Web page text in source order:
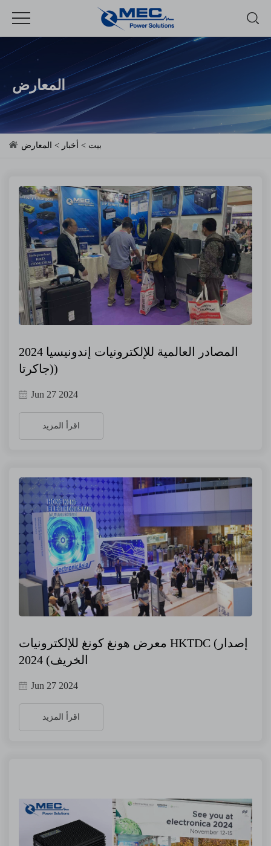
المعارض
بيت > أخبار > المعارض
المصادر العالمية للإلكترونيات إندونيسيا 2024
(جاكرتا)
Jun 27 2024
اقرأ المزيد
معرض هونغ كونغ للإلكترونيات HKTDC (إصدار
الخريف) 2024
Jun 27 2024
اقرأ المزيد